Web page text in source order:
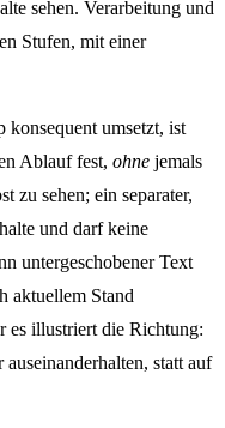
sehen. Verarbeitung und
Stufen, mit einer
konsequent umsetzt, ist
Ablauf fest, ohne jemals
zu sehen; ein separater,
und darf keine
untergeschobener Text
aktuellem Stand
es illustriert die Richtung:
statt auf